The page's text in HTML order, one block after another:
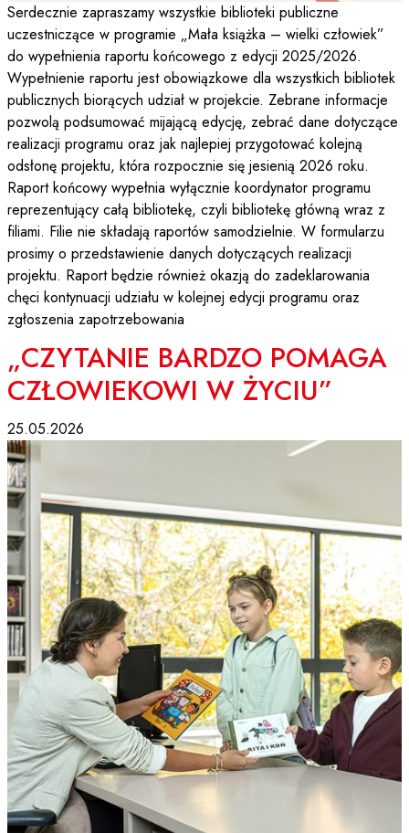
Serdecznie zapraszamy wszystkie biblioteki publiczne
uczestniczące w programie „Mała książka – wielki człowiek”
do wypełnienia raportu końcowego z edycji 2025/2026.
Wypełnienie raportu jest obowiązkowe dla wszystkich bibliotek
publicznych biorących udział w projekcie. Zebrane informacje
pozwolą podsumować mijającą edycję, zebrać dane dotyczące
realizacji programu oraz jak najlepiej przygotować kolejną
odsłonę projektu, która rozpocznie się jesienią 2026 roku.
Raport końcowy wypełnia wyłącznie koordynator programu
reprezentujący całą bibliotekę, czyli bibliotekę główną wraz z
filiami. Filie nie składają raportów samodzielnie. W formularzu
prosimy o przedstawienie danych dotyczących realizacji
projektu. Raport będzie również okazją do zadeklarowania
chęci kontynuacji udziału w kolejnej edycji programu oraz
zgłoszenia zapotrzebowania
„CZYTANIE BARDZO POMAGA
CZŁOWIEKOWI W ŻYCIU”
25.05.2026